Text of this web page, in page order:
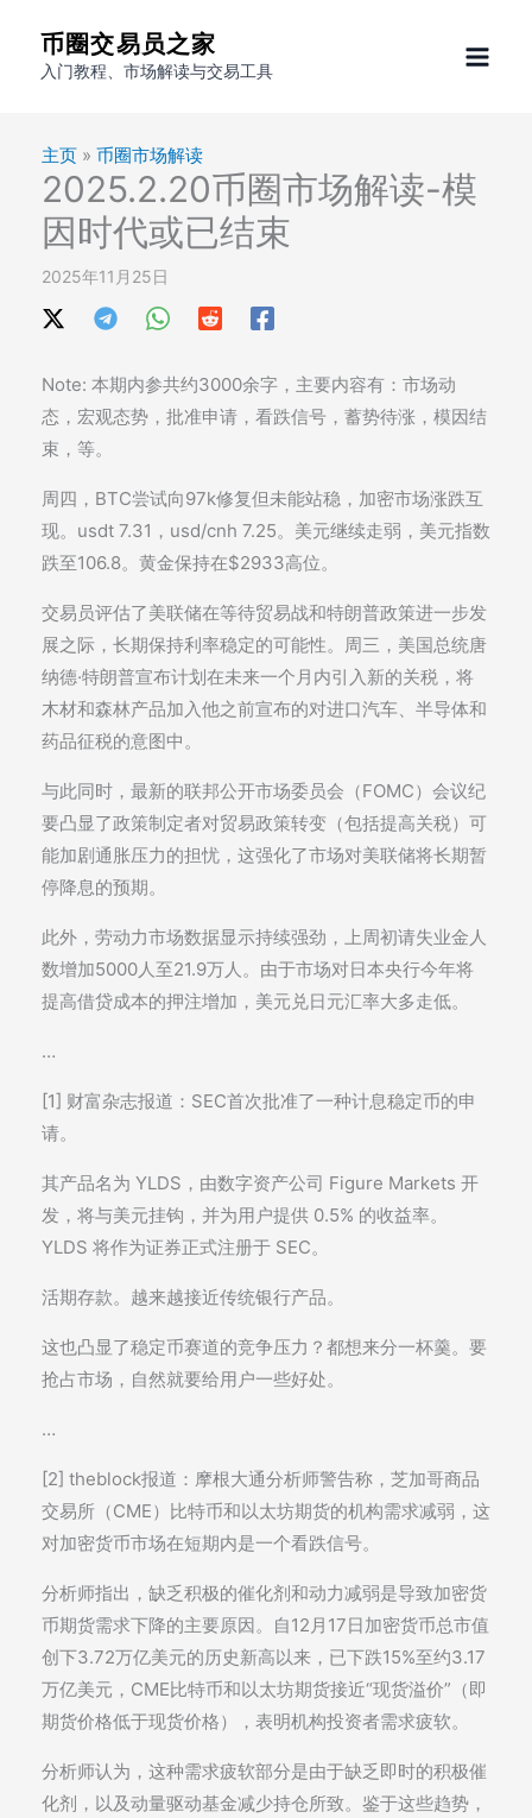
币圈交易员之家
入门教程、市场解读与交易工具
主页 » 币圈市场解读
2025.2.20币圈市场解读-模
因时代或已结束
2025年11月25日
Note: 本期内参共约3000余字，主要内容有：市场动
态，宏观态势，批准申请，看跌信号，蓄势待涨，模因结
束，等。
周四，BTC尝试向97k修复但未能站稳，加密市场涨跌互
现。usdt 7.31，usd/cnh 7.25。美元继续走弱，美元指数
跌至106.8。黄金保持在$2933高位。
交易员评估了美联储在等待贸易战和特朗普政策进一步发
展之际，长期保持利率稳定的可能性。周三，美国总统唐
纳德·特朗普宣布计划在未来一个月内引入新的关税，将
木材和森林产品加入他之前宣布的对进口汽车、半导体和
药品征税的意图中。
与此同时，最新的联邦公开市场委员会（FOMC）会议纪
要凸显了政策制定者对贸易政策转变（包括提高关税）可
能加剧通胀压力的担忧，这强化了市场对美联储将长期暂
停降息的预期。
此外，劳动力市场数据显示持续强劲，上周初请失业金人
数增加5000人至21.9万人。由于市场对日本央行今年将
提高借贷成本的押注增加，美元兑日元汇率大多走低。
…
[1] 财富杂志报道：SEC首次批准了一种计息稳定币的申
请。
其产品名为 YLDS，由数字资产公司 Figure Markets 开
发，将与美元挂钩，并为用户提供 0.5% 的收益率。
YLDS 将作为证券正式注册于 SEC。
活期存款。越来越接近传统银行产品。
这也凸显了稳定币赛道的竞争压力？都想来分一杯羹。要
抢占市场，自然就要给用户一些好处。
…
[2] theblock报道：摩根大通分析师警告称，芝加哥商品
交易所（CME）比特币和以太坊期货的机构需求减弱，这
对加密货币市场在短期内是一个看跌信号。
分析师指出，缺乏积极的催化剂和动力减弱是导致加密货
币期货需求下降的主要原因。自12月17日加密货币总市值
创下3.72万亿美元的历史新高以来，已下跌15%至约3.17
万亿美元，CME比特币和以太坊期货接近“现货溢价”（即
期货价格低于现货价格），表明机构投资者需求疲软。
分析师认为，这种需求疲软部分是由于缺乏即时的积极催
化剂，以及动量驱动基金减少持仓所致。鉴于这些趋势，